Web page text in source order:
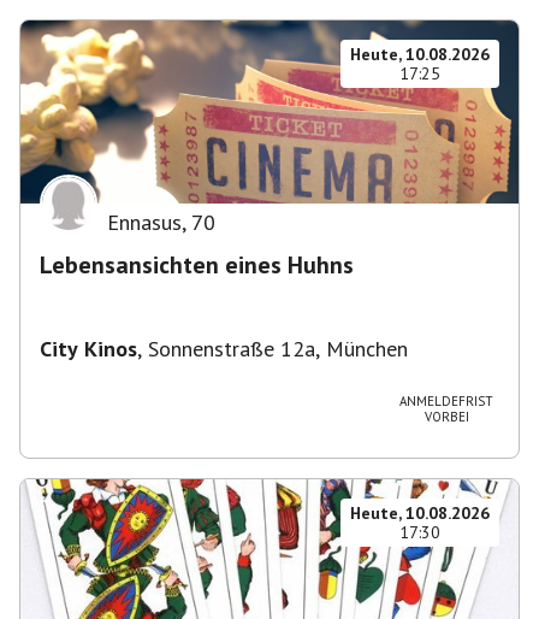
Heute, 10.08.2026
17:25
Ennasus, 70
Lebensansichten eines Huhns
City Kinos, Sonnenstraße 12a, München
ANMELDEFRIST
VORBEI
Heute, 10.08.2026
17:30